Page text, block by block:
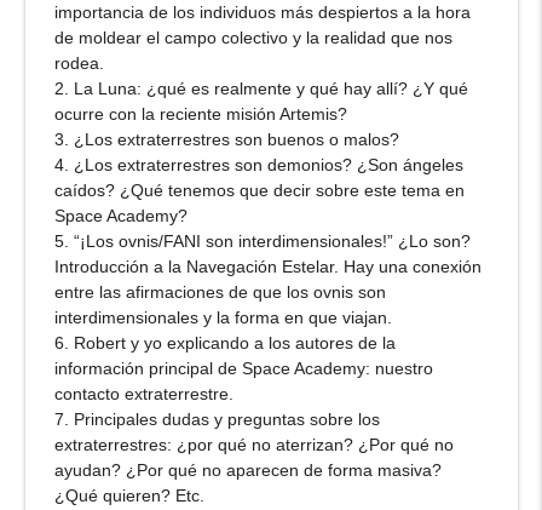
importancia de los individuos más despiertos a la hora
de moldear el campo colectivo y la realidad que nos
rodea.
2. La Luna: ¿qué es realmente y qué hay allí? ¿Y qué
ocurre con la reciente misión Artemis?
3. ¿Los extraterrestres son buenos o malos?
4. ¿Los extraterrestres son demonios? ¿Son ángeles
caídos? ¿Qué tenemos que decir sobre este tema en
Space Academy?
5. “¡Los ovnis/FANI son interdimensionales!” ¿Lo son?
Introducción a la Navegación Estelar. Hay una conexión
entre las afirmaciones de que los ovnis son
interdimensionales y la forma en que viajan.
6. Robert y yo explicando a los autores de la
información principal de Space Academy: nuestro
contacto extraterrestre.
7. Principales dudas y preguntas sobre los
extraterrestres: ¿por qué no aterrizan? ¿Por qué no
ayudan? ¿Por qué no aparecen de forma masiva?
¿Qué quieren? Etc.